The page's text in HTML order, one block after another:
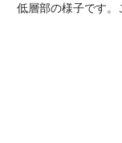
低層部の様子です。